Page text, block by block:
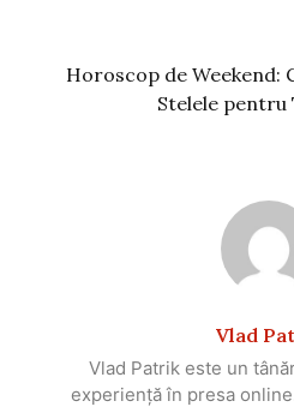
Horoscop de Weekend:
Stelele pentru
Vlad
Vlad Patrik este un
experiență în presa